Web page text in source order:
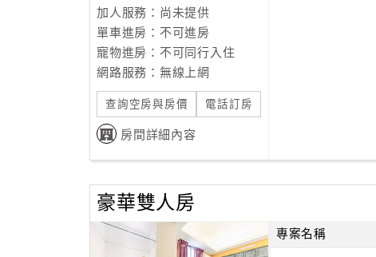
加人服務：尚未提供
單車進房：不可進房
寵物進房：不可同行入住
網路服務：無線上網
查詢空房與房價 電話訂房
房間詳細內容
豪華雙人房
專案名稱